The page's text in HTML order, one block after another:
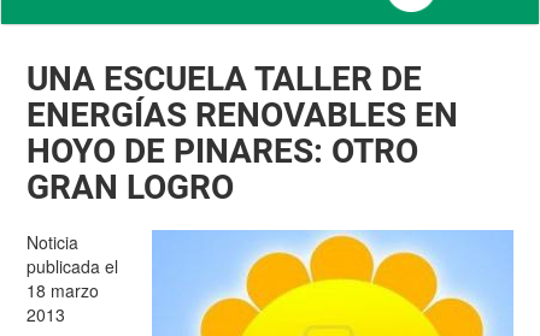
UNA ESCUELA TALLER DE
ENERGÍAS RENOVABLES EN
HOYO DE PINARES: OTRO
GRAN LOGRO
Noticia
publicada el
18 marzo
2013